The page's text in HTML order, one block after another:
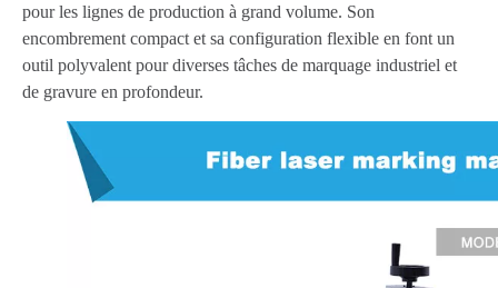
pour les lignes de production à grand volume. Son
encombrement compact et sa configuration flexible en font un
outil polyvalent pour diverses tâches de marquage industriel et
de gravure en profondeur.